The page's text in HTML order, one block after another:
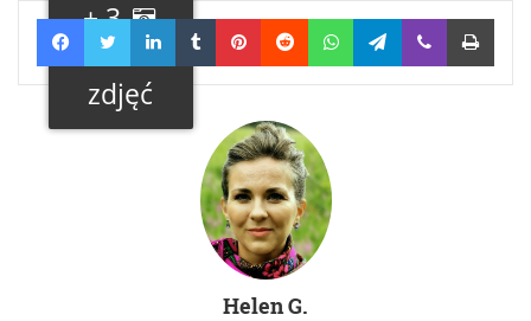
+ 3
Galeria
zdjęć
FacebookTwitterLinkedInTumblrPinterestRedditWhatsAppTelegramViber Print
Helen G.